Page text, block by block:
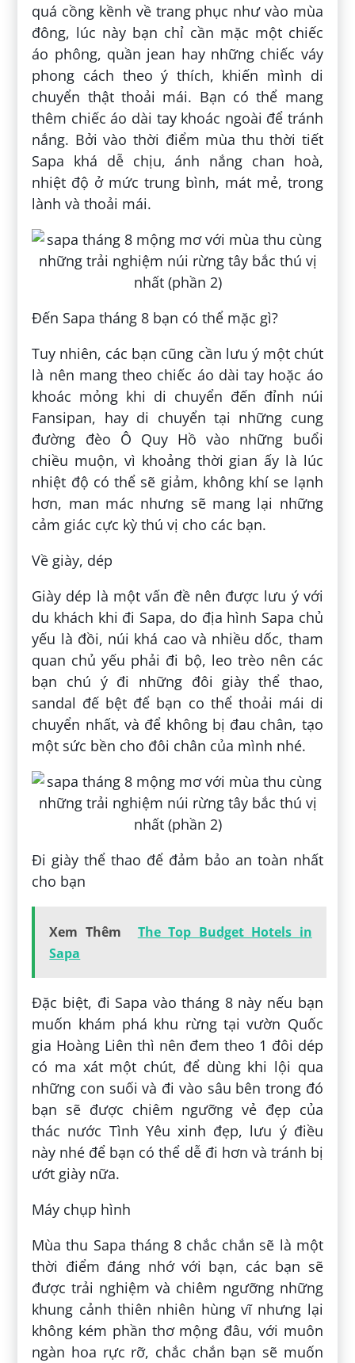
quá cồng kềnh về trang phục như vào mùa
đông, lúc này bạn chỉ cần mặc một chiếc
áo phông, quần jean hay những chiếc váy
phong cách theo ý thích, khiến mình di
chuyển thật thoải mái. Bạn có thể mang
thêm chiếc áo dài tay khoác ngoài để tránh
nắng. Bởi vào thời điểm mùa thu thời tiết
Sapa khá dễ chịu, ánh nắng chan hoà,
nhiệt độ ở mức trung bình, mát mẻ, trong
lành và thoải mái.
Đến Sapa tháng 8 bạn có thể mặc gì?
Tuy nhiên, các bạn cũng cần lưu ý một chút
là nên mang theo chiếc áo dài tay hoặc áo
khoác mỏng khi di chuyển đến đỉnh núi
Fansipan, hay di chuyển tại những cung
đường đèo Ô Quy Hồ vào những buổi
chiều muộn, vì khoảng thời gian ấy là lúc
nhiệt độ có thể sẽ giảm, không khí se lạnh
hơn, man mác nhưng sẽ mang lại những
cảm giác cực kỳ thú vị cho các bạn.
Về giày, dép
Giày dép là một vấn đề nên được lưu ý với
du khách khi đi Sapa, do địa hình Sapa chủ
yếu là đồi, núi khá cao và nhiều dốc, tham
quan chủ yếu phải đi bộ, leo trèo nên các
bạn chú ý đi những đôi giày thể thao,
sandal đế bệt để bạn co thể thoải mái di
chuyển nhất, và để không bị đau chân, tạo
một sức bền cho đôi chân của mình nhé.
Đi giày thể thao để đảm bảo an toàn nhất
cho bạn
Xem Thêm
The Top Budget Hotels in
Sapa
Đặc biệt, đi Sapa vào tháng 8 này nếu bạn
muốn khám phá khu rừng tại vườn Quốc
gia Hoàng Liên thì nên đem theo 1 đôi dép
có ma xát một chút, để dùng khi lội qua
những con suối và đi vào sâu bên trong đó
bạn sẽ được chiêm ngưỡng vẻ đẹp của
thác nước Tình Yêu xinh đẹp, lưu ý điều
này nhé để bạn có thể dễ đi hơn và tránh bị
ướt giày nữa.
Máy chụp hình
Mùa thu Sapa tháng 8 chắc chắn sẽ là một
thời điểm đáng nhớ với bạn, các bạn sẽ
được trải nghiệm và chiêm ngưỡng những
khung cảnh thiên nhiên hùng vĩ nhưng lại
không kém phần thơ mộng đâu, với muôn
ngàn hoa rực rỡ, chắc chắn bạn sẽ muốn